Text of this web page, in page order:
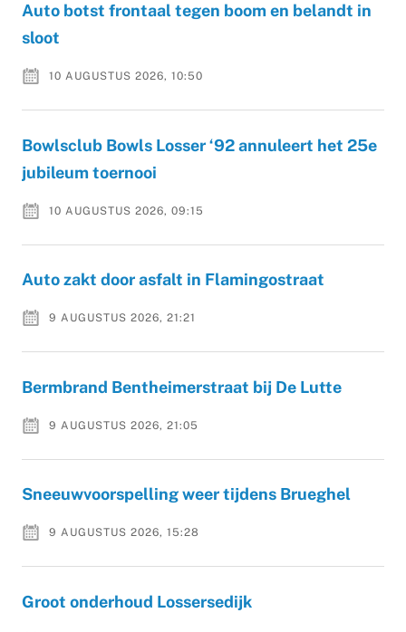
Auto botst frontaal tegen boom en belandt in
sloot
10 AUGUSTUS 2026, 10:50
Bowlsclub Bowls Losser ‘92 annuleert het 25e
jubileum toernooi
10 AUGUSTUS 2026, 09:15
Auto zakt door asfalt in Flamingostraat
9 AUGUSTUS 2026, 21:21
Bermbrand Bentheimerstraat bij De Lutte
9 AUGUSTUS 2026, 21:05
Sneeuwvoorspelling weer tijdens Brueghel
9 AUGUSTUS 2026, 15:28
Groot onderhoud Lossersedijk